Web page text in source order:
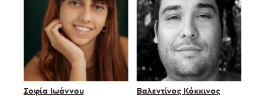
Σοφία Ιωάννου Βαλεντίνος Κόκκινος